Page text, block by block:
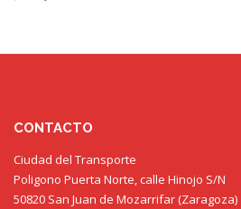
CONTACTO
Ciudad del Transporte
Poligono Puerta Norte, calle Hinojo S/N
50820 San Juan de Mozarrifar (Zaragoza)